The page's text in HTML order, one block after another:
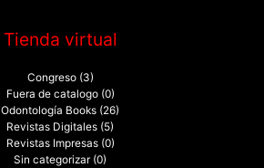
Tienda virtual
Congreso (3)
Fuera de catalogo (0)
Odontología Books (26)
Revistas Digitales (5)
Revistas Impresas (0)
Sin categorizar (0)